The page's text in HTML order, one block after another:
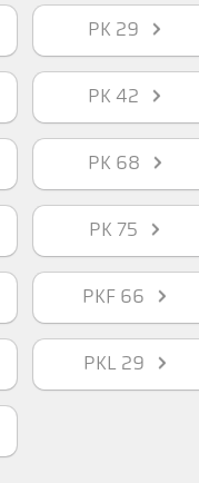
PK 29
PK 42
PK 68
PK 75
PKF 66
PKL 29